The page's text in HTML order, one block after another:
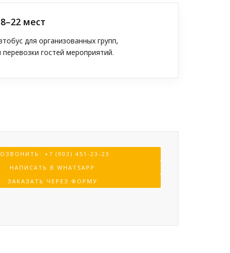
мест
для организованных групп,
гостей мероприятий.
+7 (903) 451-23-23
НАПИСАТЬ В WHATSAPP
ЗАКАЗАТЬ ЧЕРЕЗ ФОРМУ